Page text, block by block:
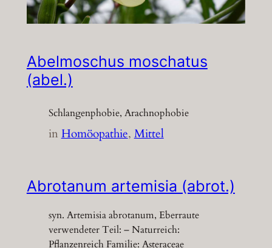
Abelmoschus moschatus
(abel.)
Schlangenphobie, Arachnophobie
inHomöopathie, Mittel
Abrotanum artemisia (abrot.)
syn. Artemisia abrotanum, Eberraute
verwendeter Teil: – Naturreich:
Pflanzenreich Familie: Asteraceae